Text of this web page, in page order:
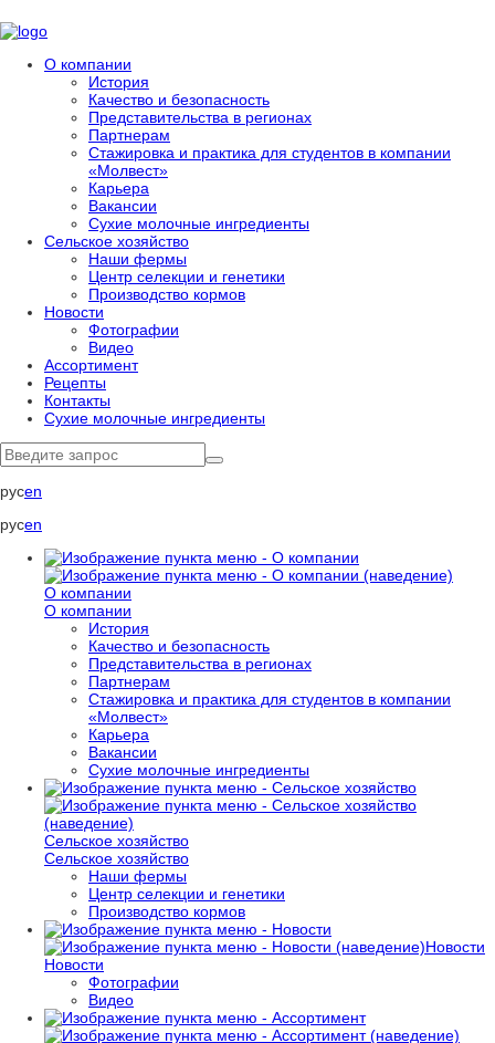
О компании
История
Качество и безопасность
Представительства в регионах
Партнерам
Стажировка и практика для студентов в компании
«Молвест»
Карьера
Вакансии
Сухие молочные ингредиенты
Сельское хозяйство
Наши фермы
Центр селекции и генетики
Производство кормов
Новости
Фотографии
Видео
Ассортимент
Рецепты
Контакты
Сухие молочные ингредиенты
русen
русen
О компании
О компании
История
Качество и безопасность
Представительства в регионах
Партнерам
Стажировка и практика для студентов в компании
«Молвест»
Карьера
Вакансии
Сухие молочные ингредиенты
Сельское хозяйство
Сельское хозяйство
Наши фермы
Центр селекции и генетики
Производство кормов
Новости
Новости
Фотографии
Видео